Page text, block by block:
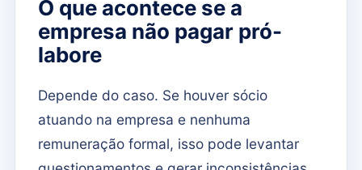
O que acontece se a
empresa não pagar pró-
labore
Depende do caso. Se houver sócio
atuando na empresa e nenhuma
remuneração formal, isso pode levantar